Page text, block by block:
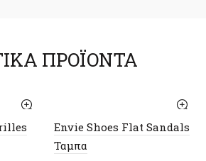
ΠΡΟΪΌΝΤΑ
Envie Shoes Flat Sandals
Ταμπα